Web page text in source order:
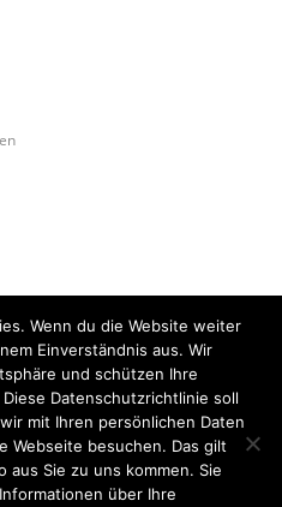
H-2 TÜR ÖFFNEN DRINGEND
Wenn du die Website weiter
Einverständnis aus. Wir
und schützen Ihre
Datenschutzrichtlinie soll
mit Ihren persönlichen Daten
Webseite besuchen. Das gilt
aus Sie zu uns kommen. Sie
über Ihre